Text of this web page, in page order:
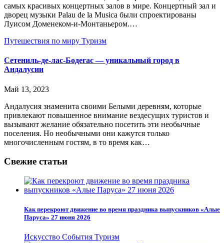
самых красивых концертных залов в мире. Концертный зал и
дворец музыки Palau de la Musica были спроектированы
Луисом Доменеком-и-Монтаньером.…
Путешествия по миру Туризм
Сетениль-де-лас-Бодегас — уникальный город в
Андалусии
Май 13, 2023
Андалусия знаменита своими Белыми деревням, которые
привлекают повышенное внимание вездесущих туристов и
вызывают желание обязательно посетить эти необычные
поселения. Но необычными они кажутся только
многочисленным гостям, в то время как…
Свежие статьи
Как перекроют движение во время праздника выпускников «Алые
Паруса» 27 июня 2026
Искусство События Туризм